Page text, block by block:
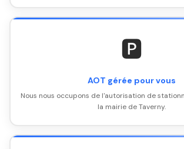
🅿️
AOT gérée pour vous
Nous nous occupons de l'autorisation de
la mairie de Taverny.